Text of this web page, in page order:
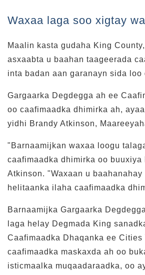
Waxaa laga soo xigtay
Maalin kasta gudaha King
asxaabta u baahan taageerada
inta badan aan garanayn sida loo
Gargaarka Degdegga ah ee
oo caafimaadka dhimirka ah,
yidhi Brandy Atkinson,
"Barnaamijkan waxaa loogu
caafimaadka dhimirka oo
Atkinson. "Waxaan u
helitaanka ilaha caafimaadka
Barnaamijka Gargaarka
laga helay Degmada King
Caafimaadka Dhaqanka ee
caafimaadka maskaxda ah oo
isticmaalka muqaadaraadka, oo